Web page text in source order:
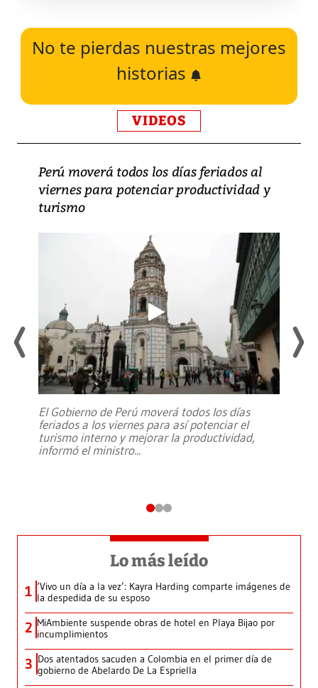
No te pierdas nuestras mejores
historias
VIDEOS
Perú moverá todos los días feriados al
viernes para potenciar productividad y
turismo
El Gobierno de Perú moverá todos los días
feriados a los viernes para así potenciar el
turismo interno y mejorar la productividad,
informó el ministro...
Lo más leído
1 ‘Vivo un día a la vez’: Kayra Harding comparte imágenes de
la despedida de su esposo
2 MiAmbiente suspende obras de hotel en Playa Bijao por
incumplimientos
3 Dos atentados sacuden a Colombia en el primer día de
gobierno de Abelardo De La Espriella